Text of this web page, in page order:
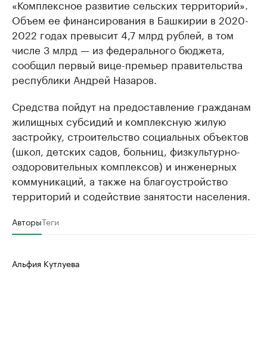
«Комплексное развитие сельских территорий».
Объем ее финансирования в Башкирии в 2020-
2022 годах превысит 4,7 млрд рублей, в том
числе 3 млрд — из федерального бюджета,
сообщил первый вице-премьер правительства
республики Андрей Назаров.
Средства пойдут на предоставление гражданам
жилищных субсидий и комплексную жилую
застройку, строительство социальных объектов
(школ, детских садов, больниц, физкультурно-
оздоровительных комплексов) и инженерных
коммуникаций, а также на благоустройство
территорий и содействие занятости населения.
АвторыТеги
Альфия Кутлуева